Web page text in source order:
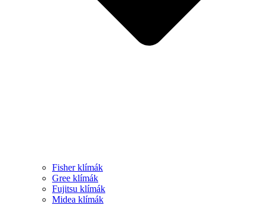
Fisher klímák
Gree klímák
Fujitsu klímák
Midea klímák